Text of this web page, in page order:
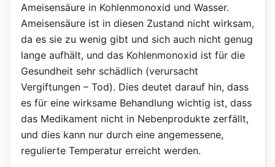
Ameisensäure in Kohlenmonoxid und Wasser.
Ameisensäure ist in diesen Zustand nicht wirksam,
da es sie zu wenig gibt und sich auch nicht genug
lange aufhält, und das Kohlenmonoxid ist für die
Gesundheit sehr schädlich (verursacht
Vergiftungen – Tod). Dies deutet darauf hin, dass
es für eine wirksame Behandlung wichtig ist, dass
das Medikament nicht in Nebenprodukte zerfällt,
und dies kann nur durch eine angemessene,
regulierte Temperatur erreicht werden.